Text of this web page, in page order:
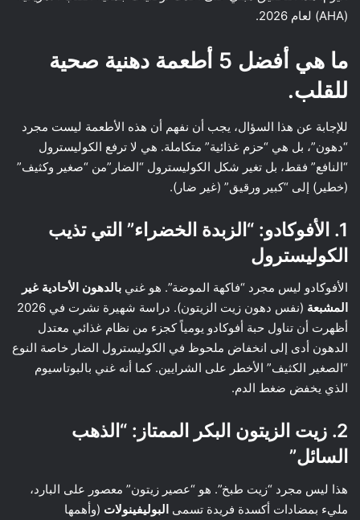
(AHA) لعام 2026.
ما هي أفضل 5 أطعمة دهنية صحية
للقلب.
للإجابة عن هذا السؤال، يجب أن نفهم أن هذه الأطعمة ليست مجرد
“دهون”، بل هي “حزم غذائية” متكاملة. هي لا ترفع الكوليسترول
“النافع” فقط، بل تغير شكل الكوليسترول “الضار”من “صغير وكثيف”
(خطير) إلى “كبير ورقيق” (غير ضار).
1. الأفوكادو: “الزبدة الخضراء” التي تذيب
الكوليسترول
الأفوكادو ليس مجرد “فاكهة الموضة”. هو غني بالدهون الأحادية غير
المشبعة
(نفس دهون زيت الزيتون). دراسة شهيرة نشرت في 2026
أظهرت أن تناول حبة أفوكادو يومياً كجزء من نظام غذائي معتدل
الدهون أدى إلى انخفاض ملحوظ في الكوليسترول الضار خاصة النوع
“الصغير الكثيف” الأخطر على الشرايين. كما أنه غني بالبوتاسيوم
الذي يخفض ضغط الدم.
2. زيت الزيتون البكر الممتاز: “الذهب
السائل”
هذا ليس مجرد “زيت طبخ”. هو “عصير زيتون” معصور على البارد،
مليء بمضادات أكسدة فريدة تسمى البوليفينولات (وأهمها